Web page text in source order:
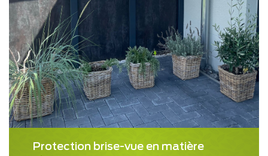
Protection brise-vue en matière